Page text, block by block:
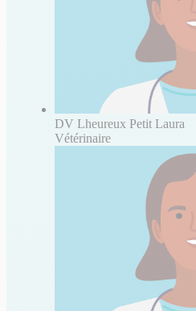
DV Lheureux Petit Laura
Vétérinaire